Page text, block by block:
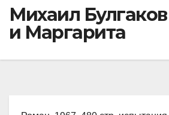
Михаил
и Маргарита